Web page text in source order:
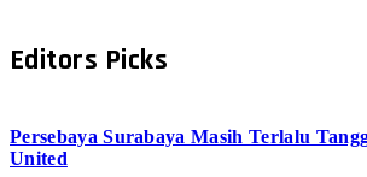
Editors Picks
Persebaya Surabaya Masih Terlalu
United